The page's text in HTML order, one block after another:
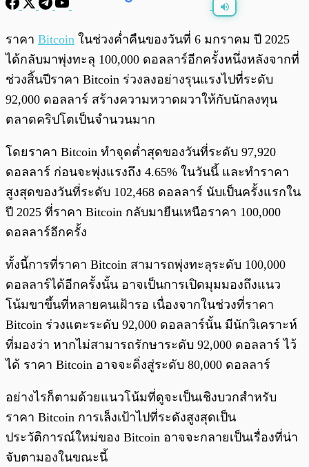
/
ราคา Bitcoin ในช่วงค่ำคืนของวันที่ 6 มกราคม ปี 2025
ได้กลับมาพุ่งทะลุ 100,000 ดอลลาร์อีกครั้งหนึ่งหลังจากที่
ช่วงสิ้นปีราคา Bitcoin ร่วงลงอย่างรุนแรงไปที่ระดับ
92,000 ดอลลาร์ สร้างความหวาดผวาให้กับนักลงทุน
ตลาดคริปโตเป็นจำนวนมาก
โดยราคา Bitcoin ทำจุดต่ำสุดของวันที่ระดับ 97,920
ดอลลาร์ ก่อนจะพุ่งแรงถึง 4.65% ในวันนี้ และทำราคา
สูงสุดของวันที่ระดับ 102,468 ดอลลาร์ นับเป็นครั้งแรกใน
ปี 2025 ที่ราคา Bitcoin กลับมายืนเหนือราคา 100,000
ดอลลาร์อีกครั้ง
ทั้งนี้การที่ราคา Bitcoin สามารถพุ่งทะลุระดับ 100,000
ดอลลาร์ได้อีกครั้งนั้น อาจเป็นการเปิดมุมมองถึงแนว
โน้มขาขึ้นที่หลายคนเฝ้ารอ เนื่องจากในช่วงที่ราคา
Bitcoin ร่วงแตะระดับ 92,000 ดอลลาร์นั้น มีนักวิเคราะห์
ที่มองว่า หากไม่สามารถรักษาระดับ 92,000 ดอลลาร์ ไว้
ได้ ราคา Bitcoin อาจจะดิ่งสู่ระดับ 80,000 ดอลลาร์
อย่างไรก็ตามด้วยแนวโน้มที่ดูจะเป็นเชิงบวกสำหรับ
ราคา Bitcoin การเล็งเป้าไปที่ระดังสูงสุดเป็น
ประวัติการณ์ใหม่ของ Bitcoin อาจจะกลายเป็นเรื่องที่น่า
จับตามองในขณะนี้